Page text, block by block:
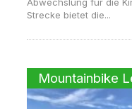
Strecke bietet die...
Mountainbike